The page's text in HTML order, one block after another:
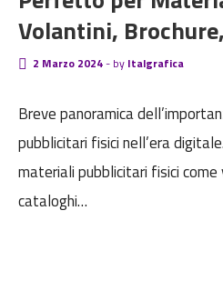
Volantini,
2 Marzo 2024- by Italgrafica
Breve panoramica
pubblicitari fisici nell’era
materiali pubblicitari fisici come
cataloghi…